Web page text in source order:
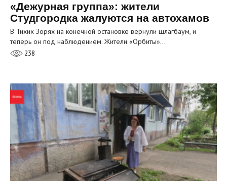
«Дежурная группа»: жители
Студгородка жалуются на автохамов
В Тихих Зорях на конечной остановке вернули шлагбаум, и
теперь он под наблюдением. Жители «Орбиты»…
238